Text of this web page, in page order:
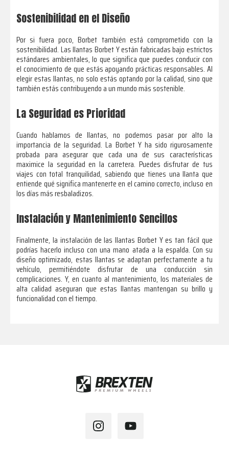
Sostenibilidad en el Diseño
Por si fuera poco, Borbet también está comprometido con la
sostenibilidad. Las llantas Borbet Y están fabricadas bajo estrictos
estándares ambientales, lo que significa que puedes conducir con
el conocimiento de que estás apoyando prácticas responsables. Al
elegir estas llantas, no solo estás optando por la calidad, sino que
también estás contribuyendo a un mundo más sostenible.
La Seguridad es Prioridad
Cuando hablamos de llantas, no podemos pasar por alto la
importancia de la seguridad. La Borbet Y ha sido rigurosamente
probada para asegurar que cada una de sus características
maximice la seguridad en la carretera. Puedes disfrutar de tus
viajes con total tranquilidad, sabiendo que tienes una llanta que
entiende qué significa mantenerte en el camino correcto, incluso en
los días más resbaladizos.
Instalación y Mantenimiento Sencillos
Finalmente, la instalación de las llantas Borbet Y es tan fácil que
podrías hacerlo incluso con una mano atada a la espalda. Con su
diseño optimizado, estas llantas se adaptan perfectamente a tu
vehículo, permitiéndote disfrutar de una conducción sin
complicaciones. Y, en cuanto al mantenimiento, los materiales de
alta calidad aseguran que estas llantas mantengan su brillo y
funcionalidad con el tiempo.